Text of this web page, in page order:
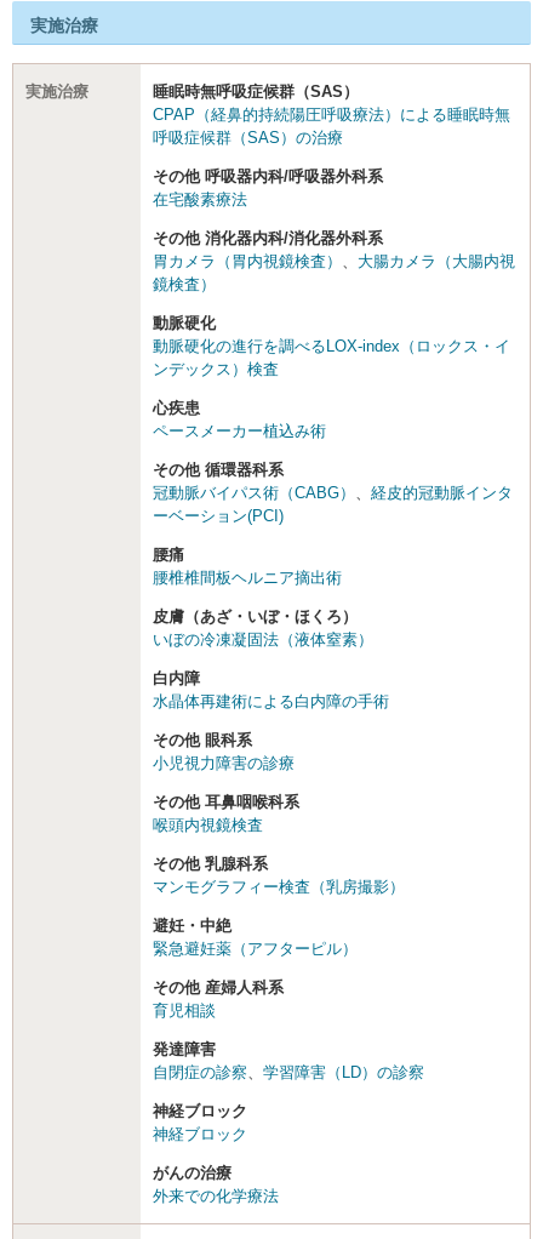
実施治療
実施治療
睡眠時無呼吸症候群（SAS）
CPAP（経鼻的持続陽圧呼吸療法）による睡眠時無
呼吸症候群（SAS）の治療
その他 呼吸器内科/呼吸器外科系
在宅酸素療法
その他 消化器内科/消化器外科系
胃カメラ（胃内視鏡検査） 、 大腸カメラ（大腸内視
鏡検査）
動脈硬化
動脈硬化の進行を調べるLOX-index（ロックス・イ
ンデックス）検査
心疾患
ペースメーカー植込み術
その他 循環器科系
冠動脈バイパス術（CABG） 、 経皮的冠動脈インタ
ーベーション(PCI)
腰痛
腰椎椎間板ヘルニア摘出術
皮膚（あざ・いぼ・ほくろ）
いぼの冷凍凝固法（液体窒素）
白内障
水晶体再建術による白内障の手術
その他 眼科系
小児視力障害の診療
その他 耳鼻咽喉科系
喉頭内視鏡検査
その他 乳腺科系
マンモグラフィー検査（乳房撮影）
避妊・中絶
緊急避妊薬（アフターピル）
その他 産婦人科系
育児相談
発達障害
自閉症の診察、 学習障害（LD）の診察
神経ブロック
神経ブロック
がんの治療
外来での化学療法